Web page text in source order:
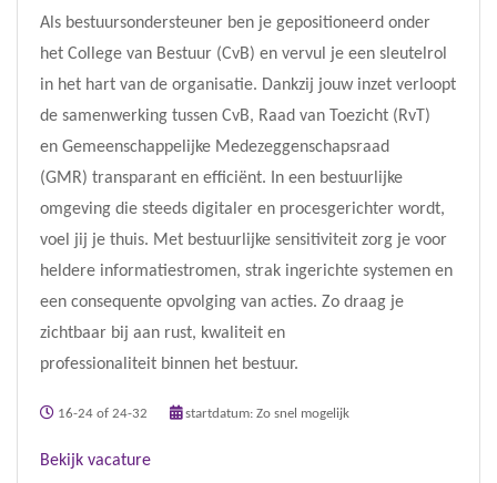
Als bestuursondersteuner ben je gepositioneerd onder
het College van Bestuur (CvB) en vervul je een sleutelrol
in het hart van de organisatie. Dankzij jouw inzet verloopt
de samenwerking tussen CvB, Raad van Toezicht (RvT)
en Gemeenschappelijke Medezeggenschapsraad
(GMR) transparant en efficiënt. In een bestuurlijke
omgeving die steeds digitaler en procesgerichter wordt,
voel jij je thuis. Met bestuurlijke sensitiviteit zorg je voor
heldere informatiestromen, strak ingerichte systemen en
een consequente opvolging van acties. Zo draag je
zichtbaar bij aan rust, kwaliteit en
professionaliteit binnen het bestuur.
16-24 of 24-32 startdatum: Zo snel mogelijk
Bekijk vacature